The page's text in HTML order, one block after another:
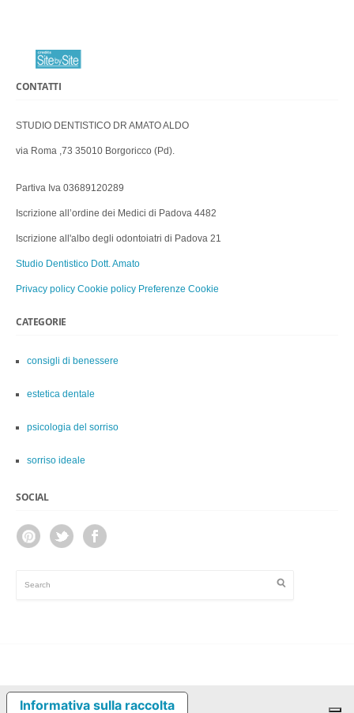
CONTATTI
STUDIO DENTISTICO DR AMATO ALDO
via Roma ,73 35010 Borgoricco (Pd).
Partiva Iva 03689120289
Iscrizione all’ordine dei Medici di Padova 4482
Iscrizione all'albo degli odontoiatri di Padova 21
Studio Dentistico Dott. Amato
Privacy policy Cookie policy Preferenze Cookie
CATEGORIE
consigli di benessere
estetica dentale
psicologia del sorriso
sorriso ideale
SOCIAL
Informativa sulla raccolta